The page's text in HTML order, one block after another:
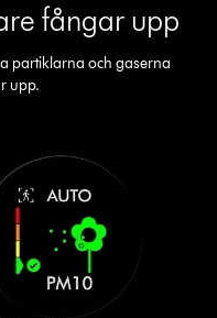
fångar upp
partiklarna och gaserna
upp.